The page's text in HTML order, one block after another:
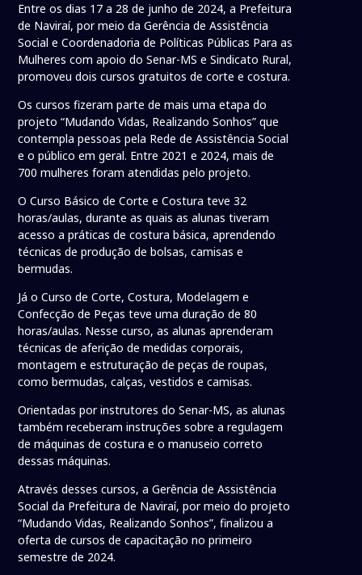
Entre os dias 17 a 28 de junho de 2024, a Prefeitura
de Naviraí, por meio da Gerência de Assistência
Social e Coordenadoria de Políticas Públicas Para as
Mulheres com apoio do Senar-MS e Sindicato Rural,
promoveu dois cursos gratuitos de corte e costura.
Os cursos fizeram parte de mais uma etapa do
projeto “Mudando Vidas, Realizando Sonhos” que
contempla pessoas pela Rede de Assistência Social
e o público em geral. Entre 2021 e 2024, mais de
700 mulheres foram atendidas pelo projeto.
O Curso Básico de Corte e Costura teve 32
horas/aulas, durante as quais as alunas tiveram
acesso a práticas de costura básica, aprendendo
técnicas de produção de bolsas, camisas e
bermudas.
Já o Curso de Corte, Costura, Modelagem e
Confecção de Peças teve uma duração de 80
horas/aulas. Nesse curso, as alunas aprenderam
técnicas de aferição de medidas corporais,
montagem e estruturação de peças de roupas,
como bermudas, calças, vestidos e camisas.
Orientadas por instrutores do Senar-MS, as alunas
também receberam instruções sobre a regulagem
de máquinas de costura e o manuseio correto
dessas máquinas.
Através desses cursos, a Gerência de Assistência
Social da Prefeitura de Naviraí, por meio do projeto
“Mudando Vidas, Realizando Sonhos”, finalizou a
oferta de cursos de capacitação no primeiro
semestre de 2024.